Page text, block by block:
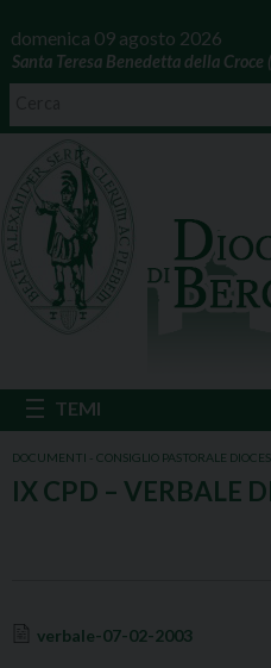
domenica 09 agosto 2026
Santa Teresa Benedetta della
DOCUMENTI - CONSIGLIO PASTORALE
IX CPD – VERBALE
verbale-07-02-2003